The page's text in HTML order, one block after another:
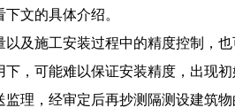
文的具体介绍。
及施工安装过程中的精度控制，
，可能难以保证安装精度，出现初
理，经审定后再抄测隔测设建筑